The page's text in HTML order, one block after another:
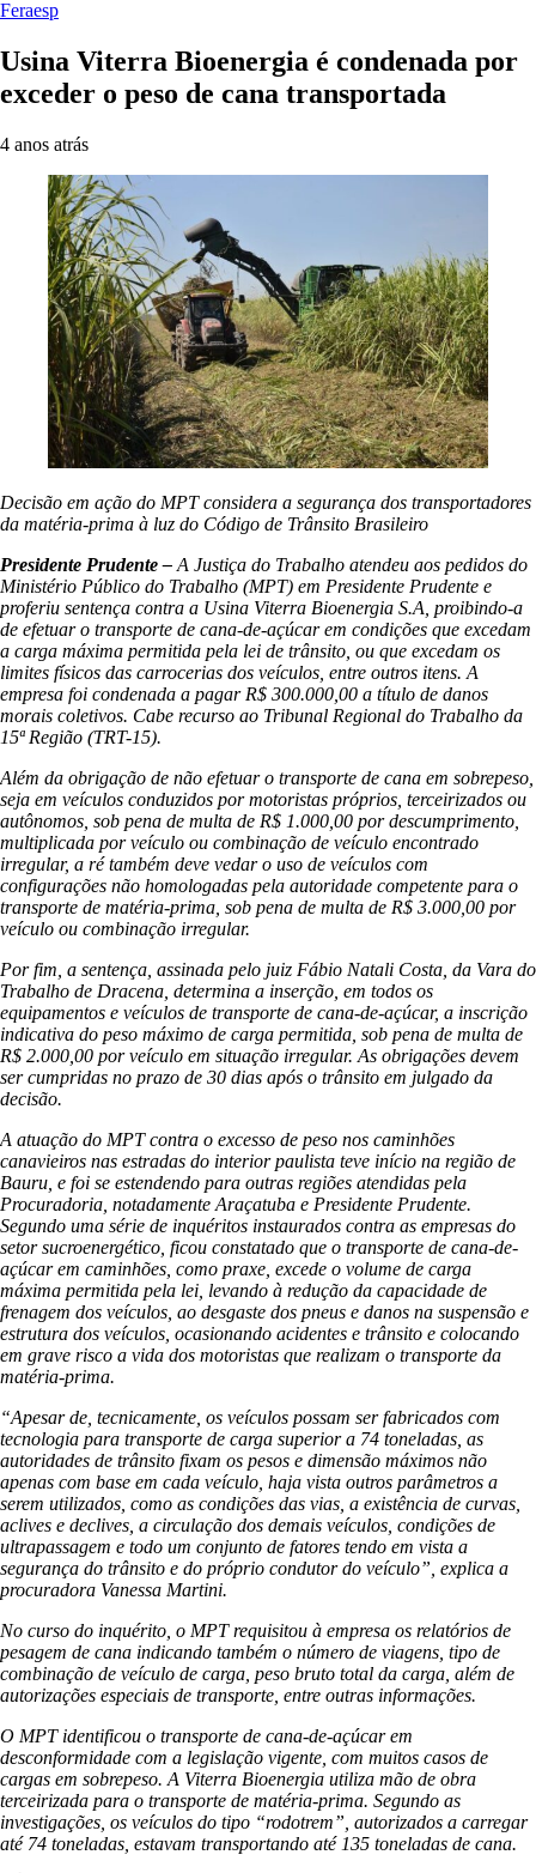
Feraesp
Usina Viterra Bioenergia é condenada por
exceder o peso de cana transportada
4 anos atrás
Decisão em ação do MPT considera a segurança dos transportadores
da matéria-prima à luz do Código de Trânsito Brasileiro
Presidente Prudente – A Justiça do Trabalho atendeu aos pedidos do
Ministério Público do Trabalho (MPT) em Presidente Prudente e
proferiu sentença contra a Usina Viterra Bioenergia S.A, proibindo-a
de efetuar o transporte de cana-de-açúcar em condições que excedam
a carga máxima permitida pela lei de trânsito, ou que excedam os
limites físicos das carrocerias dos veículos, entre outros itens. A
empresa foi condenada a pagar R$ 300.000,00 a título de danos
morais coletivos. Cabe recurso ao Tribunal Regional do Trabalho da
15ª Região (TRT-15).
Além da obrigação de não efetuar o transporte de cana em sobrepeso,
seja em veículos conduzidos por motoristas próprios, terceirizados ou
autônomos, sob pena de multa de R$ 1.000,00 por descumprimento,
multiplicada por veículo ou combinação de veículo encontrado
irregular, a ré também deve vedar o uso de veículos com
configurações não homologadas pela autoridade competente para o
transporte de matéria-prima, sob pena de multa de R$ 3.000,00 por
veículo ou combinação irregular.
Por fim, a sentença, assinada pelo juiz Fábio Natali Costa, da Vara do
Trabalho de Dracena, determina a inserção, em todos os
equipamentos e veículos de transporte de cana-de-açúcar, a inscrição
indicativa do peso máximo de carga permitida, sob pena de multa de
R$ 2.000,00 por veículo em situação irregular. As obrigações devem
ser cumpridas no prazo de 30 dias após o trânsito em julgado da
decisão.
A atuação do MPT contra o excesso de peso nos caminhões
canavieiros nas estradas do interior paulista teve início na região de
Bauru, e foi se estendendo para outras regiões atendidas pela
Procuradoria, notadamente Araçatuba e Presidente Prudente.
Segundo uma série de inquéritos instaurados contra as empresas do
setor sucroenergético, ficou constatado que o transporte de cana-de-
açúcar em caminhões, como praxe, excede o volume de carga
máxima permitida pela lei, levando à redução da capacidade de
frenagem dos veículos, ao desgaste dos pneus e danos na suspensão e
estrutura dos veículos, ocasionando acidentes e trânsito e colocando
em grave risco a vida dos motoristas que realizam o transporte da
matéria-prima.
“Apesar de, tecnicamente, os veículos possam ser fabricados com
tecnologia para transporte de carga superior a 74 toneladas, as
autoridades de trânsito fixam os pesos e dimensão máximos não
apenas com base em cada veículo, haja vista outros parâmetros a
serem utilizados, como as condições das vias, a existência de curvas,
aclives e declives, a circulação dos demais veículos, condições de
ultrapassagem e todo um conjunto de fatores tendo em vista a
segurança do trânsito e do próprio condutor do veículo”, explica a
procuradora Vanessa Martini.
No curso do inquérito, o MPT requisitou à empresa os relatórios de
pesagem de cana indicando também o número de viagens, tipo de
combinação de veículo de carga, peso bruto total da carga, além de
autorizações especiais de transporte, entre outras informações.
O MPT identificou o transporte de cana-de-açúcar em
desconformidade com a legislação vigente, com muitos casos de
cargas em sobrepeso. A Viterra Bioenergia utiliza mão de obra
terceirizada para o transporte de matéria-prima. Segundo as
investigações, os veículos do tipo “rodotrem”, autorizados a carregar
até 74 toneladas, estavam transportando até 135 toneladas de cana.